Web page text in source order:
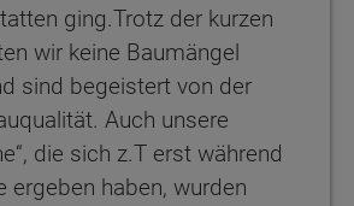
ging.Trotz der kurzen
wir keine Baumängel
sind begeistert von der
Auch unsere
die sich z.T erst während
ergeben haben, wurden